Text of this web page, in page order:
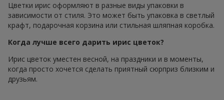
Цветки ирис оформляют в разные виды упаковки в
зависимости от стиля. Это может быть упаковка в светлый
крафт, подарочная корзина или стильная шляпная коробка.
Когда лучше всего дарить ирис цветок?
Ирис цветок уместен весной, на праздники и в моменты,
когда просто хочется сделать приятный сюрприз близким и
друзьям.